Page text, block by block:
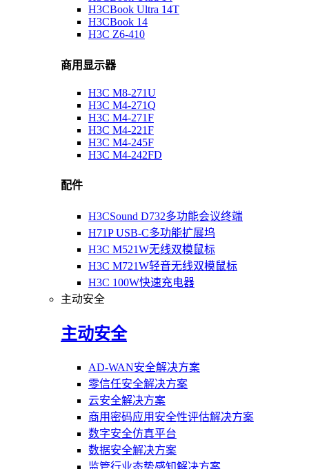
H3CBook Ultra 14T
H3CBook 14
H3C Z6-410
商用显示器
H3C M8-271U
H3C M4-271Q
H3C M4-271F
H3C M4-221F
H3C M4-245F
H3C M4-242FD
配件
H3CSound D732多功能会议终端
H71P USB-C多功能扩展坞
H3C M521W无线双模鼠标
H3C M721W轻音无线双模鼠标
H3C 100W快速充电器
主动安全
主动安全
AD-WAN安全解决方案
零信任安全解决方案
云安全解决方案
商用密码应用安全性评估解决方案
数字安全仿真平台
数据安全解决方案